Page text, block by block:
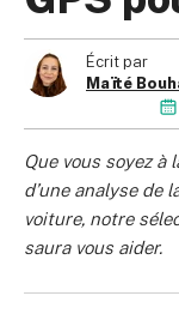
Écrit par
Maïté
Que vous soyez à
d’une analyse de
voiture, notre
saura vous aider.